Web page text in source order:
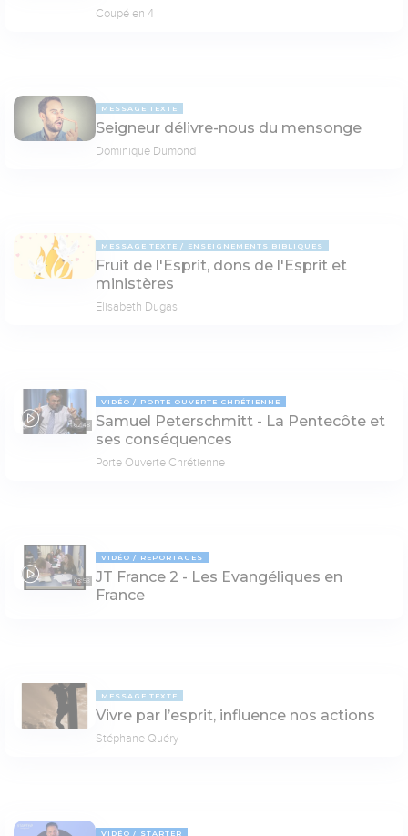
Coupé en 4
MESSAGE TEXTE
Seigneur délivre-nous du mensonge
Dominique Dumond
MESSAGE TEXTE ENSEIGNEMENTS BIBLIQUES
Fruit de l'Esprit, dons de l'Esprit et
ministères
Elisabeth Dugas
62:48
VIDÉO PORTE OUVERTE CHRÉTIENNE
Samuel Peterschmitt - La Pentecôte et
ses conséquences
Porte Ouverte Chrétienne
03:53
VIDÉO REPORTAGES
JT France 2 - Les Evangéliques en
France
MESSAGE TEXTE
Vivre par l’esprit, influence nos actions
Stéphane Quéry
VIDÉO STARTER